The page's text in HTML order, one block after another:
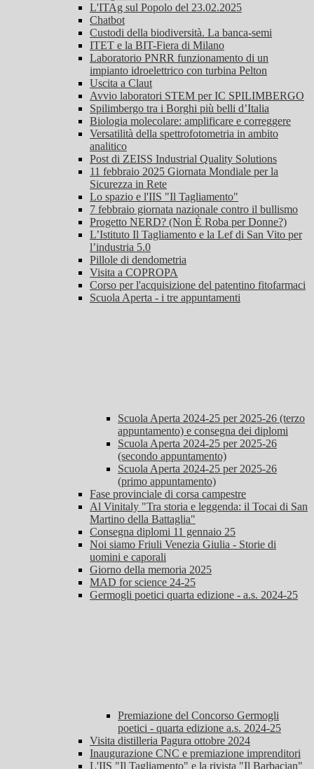
L'ITAg sul Popolo del 23.02.2025
Chatbot
Custodi della biodiversità. La banca-semi
ITET e la BIT-Fiera di Milano
Laboratorio PNRR funzionamento di un
impianto idroelettrico con turbina Pelton
Uscita a Claut
Avvio laboratori STEM per IC SPILIMBERGO
Spilimbergo tra i Borghi più belli d’Italia
Biologia molecolare: amplificare e correggere
Versatilità della spettrofotometria in ambito
analitico
Post di ZEISS Industrial Quality Solutions
11 febbraio 2025 Giornata Mondiale per la
Sicurezza in Rete
Lo spazio e l'IIS "Il Tagliamento"
7 febbraio giornata nazionale contro il bullismo
Progetto NERD? (Non È Roba per Donne?)
L’Istituto Il Tagliamento e la Lef di San Vito per
l’industria 5.0
Pillole di dendometria
Visita a COPROPA
Corso per l'acquisizione del patentino fitofarmaci
Scuola Aperta - i tre appuntamenti
Scuola Aperta 2024-25 per 2025-26 (terzo
appuntamento) e consegna dei diplomi
Scuola Aperta 2024-25 per 2025-26
(secondo appuntamento)
Scuola Aperta 2024-25 per 2025-26
(primo appuntamento)
Fase provinciale di corsa campestre
Al Vinitaly "Tra storia e leggenda: il Tocai di San
Martino della Battaglia"
Consegna diplomi 11 gennaio 25
Noi siamo Friuli Venezia Giulia - Storie di
uomini e caporali
Giorno della memoria 2025
MAD for science 24-25
Germogli poetici quarta edizione - a.s. 2024-25
Premiazione del Concorso Germogli
poetici - quarta edizione a.s. 2024-25
Visita distilleria Pagura ottobre 2024
Inaugurazione CNC e premiazione imprenditori
L'IIS "Il Tagliamento" e la rivista "Il Barbacian"